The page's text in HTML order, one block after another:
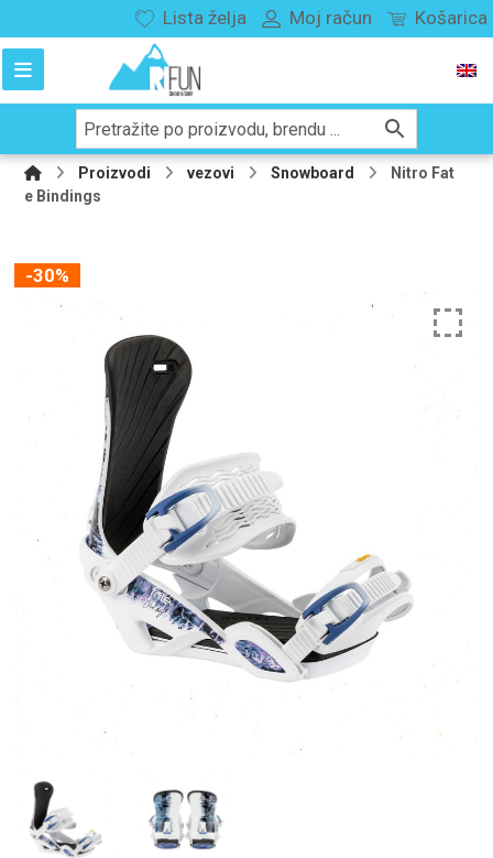
Lista želja Moj račun Košarica
Proizvodi vezovi Snowboard
Nitro Fat
e Bindings
-30%